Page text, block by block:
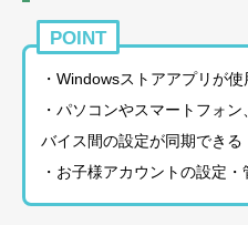
POINT
・Windowsストアアプリが
・パソコンやスマートフォ
バイス間の設定が同期できる
・お子様アカウントの設定